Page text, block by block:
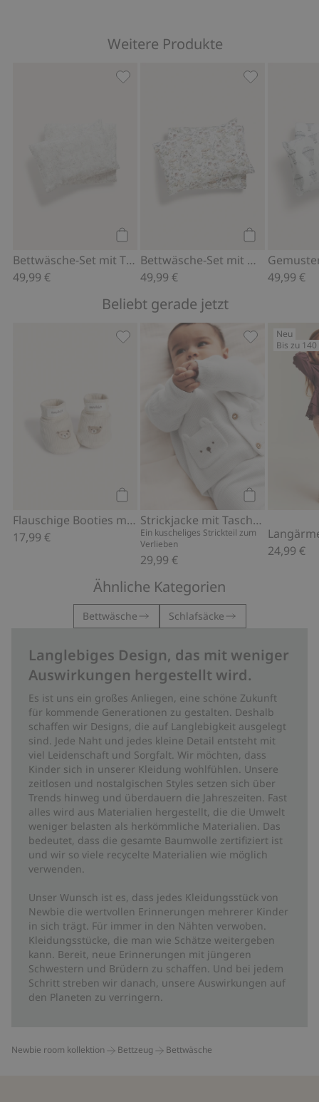
Weitere Produkte
Bettwäsche-Set mit Tiermotiv 80x100
49,99 €
Bettwäsche-Set mit Waldmotiv 80x100
49,99 €
49,99 €
Beliebt gerade jetzt
Flauschige Booties mit Teddy
17,99 €
Flauschige Booties mit Teddy, Zu
Strickjacke mit Taschen
Ein kuscheliges Strickteil zum
Verlieben
29,99 €
Strickjacke
Neu
Bis zu 140
24,99 €
Ähnliche Kategorien
Bettwäsche Schlafsäcke
Langlebiges Design, das mit weniger
Auswirkungen hergestellt wird.
Es ist uns ein großes Anliegen, eine schöne Zukunft
für kommende Generationen zu gestalten. Deshalb
schaffen wir Designs, die auf Langlebigkeit ausgelegt
sind. Jede Naht und jedes kleine Detail entsteht mit
viel Leidenschaft und Sorgfalt. Wir möchten, dass
Kinder sich in unserer Kleidung wohlfühlen. Unsere
zeitlosen und nostalgischen Styles setzen sich über
Trends hinweg und überdauern die Jahreszeiten. Fast
alles wird aus Materialien hergestellt, die die Umwelt
weniger belasten als herkömmliche Materialien. Das
bedeutet, dass die gesamte Baumwolle zertifiziert ist
und wir so viele recycelte Materialien wie möglich
verwenden.
Unser Wunsch ist es, dass jedes Kleidungsstück von
Newbie die wertvollen Erinnerungen mehrerer Kinder
in sich trägt. Für immer in den Nähten verwoben.
Kleidungsstücke, die man wie Schätze weitergeben
kann. Bereit, neue Erinnerungen mit jüngeren
Schwestern und Brüdern zu schaffen. Und bei jedem
Schritt streben wir danach, unsere Auswirkungen auf
den Planeten zu verringern.
Newbie room kollektion Bettzeug Bettwäsche